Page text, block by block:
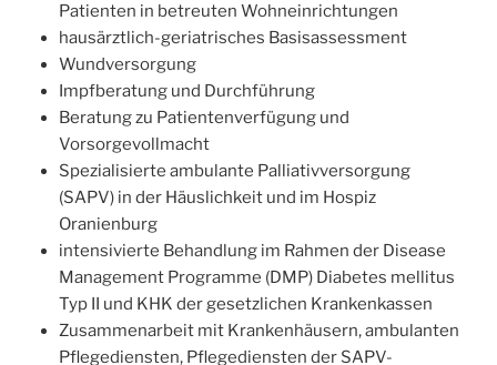
Patienten in betreuten Wohneinrichtungen
hausärztlich-geriatrisches Basisassessment
Wundversorgung
Impfberatung und Durchführung
Beratung zu Patientenverfügung und
Vorsorgevollmacht
Spezialisierte ambulante Palliativversorgung
(SAPV) in der Häuslichkeit und im Hospiz
Oranienburg
intensivierte Behandlung im Rahmen der Disease
Management Programme (DMP) Diabetes mellitus
Typ II und KHK der gesetzlichen Krankenkassen
Zusammenarbeit mit Krankenhäusern, ambulanten
Pflegediensten, Pflegediensten der SAPV-